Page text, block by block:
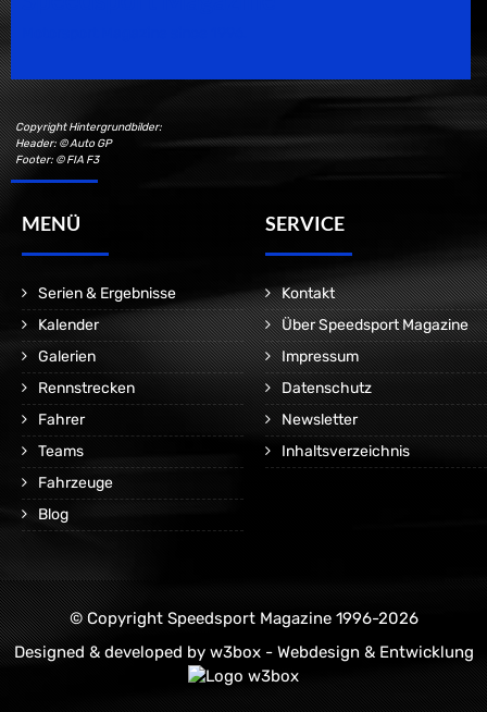
Copyright Hintergrundbilder:
Header: © Auto GP
Footer: © FIA F3
MENÜ
Serien & Ergebnisse
Kalender
Galerien
Rennstrecken
Fahrer
Teams
Fahrzeuge
Blog
SERVICE
Kontakt
Über Speedsport Magazine
Impressum
Datenschutz
Newsletter
Inhaltsverzeichnis
© Copyright Speedsport Magazine 1996-2026
Designed & developed by w3box - Webdesign & Entwicklung